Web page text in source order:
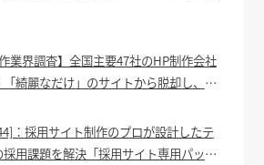
業界調査】全国主要47社のHP制作会社
綺麗なだけ」のサイトから脱却し、集
：採用サイト制作のプロが設計したテ
用課題を解決「採用サイト専用パッケ